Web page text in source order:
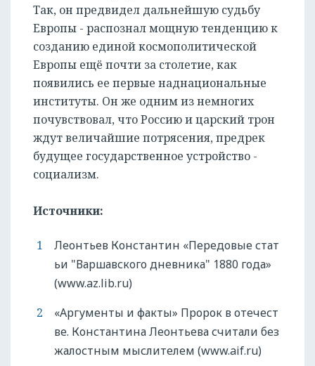
Так, он предвидел дальнейшую судьбу
Европы - распознал мощную тенденцию к
созданию единой космополитической
Европы ещё почти за столетие, как
появились ее первые наднациональные
институты. Он же одним из немногих
почувствовал, что Россию и царский трон
ждут величайшие потрясения, предрек
будущее государственное устройство -
социализм.
Источники:
Леонтьев Константин «Передовые стат
ьи "Варшавского дневника" 1880 года»
(www.az.lib.ru)
«Аргументы и факты» Пророк в отечест
ве. Константина Леонтьева считали без
жалостным мыслителем (www.aif.ru)